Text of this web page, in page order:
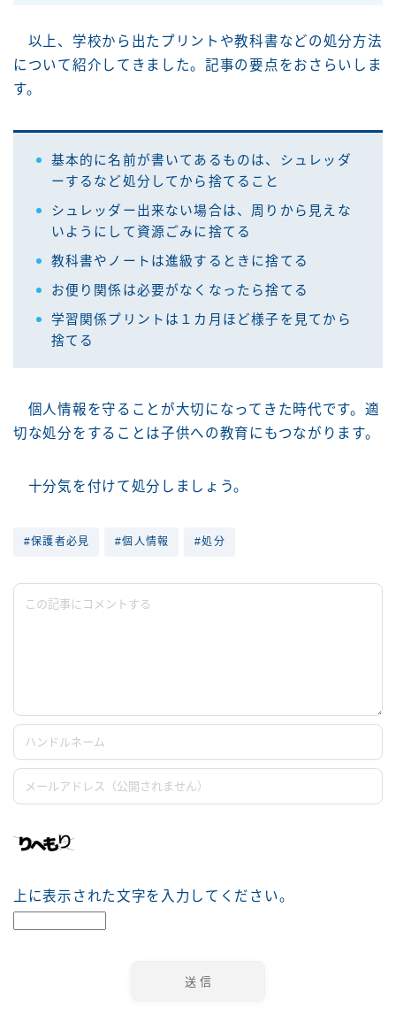
以上、学校から出たプリントや教科書などの処分方法
について紹介してきました。記事の要点をおさらいしま
す。
基本的に名前が書いてあるものは、シュレッダ
ーするなど処分してから捨てること
シュレッダー出来ない場合は、周りから見えな
いようにして資源ごみに捨てる
教科書やノートは進級するときに捨てる
お便り関係は必要がなくなったら捨てる
学習関係プリントは１カ月ほど様子を見てから
捨てる
個人情報を守ることが大切になってきた時代です。適
切な処分をすることは子供への教育にもつながります。
十分気を付けて処分しましょう。
#保護者必見 #個人情報 #処分
上に表示された文字を入力してください。